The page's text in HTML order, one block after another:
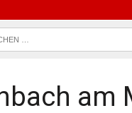
am